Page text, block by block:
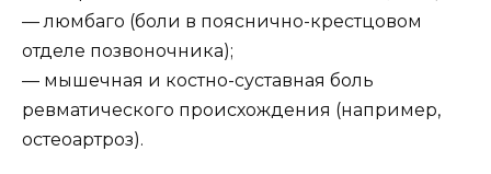
— люмбаго (боли в пояснично-крестцовом
отделе позвоночника);
— мышечная и костно-суставная боль
ревматического происхождения (например,
остеоартроз).